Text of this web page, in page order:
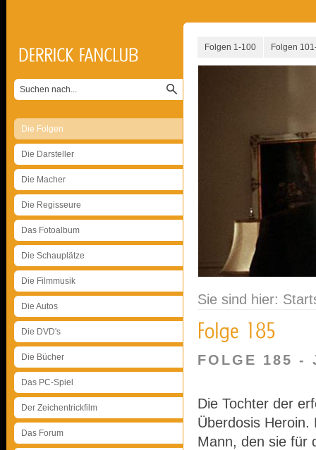
Die Folgen
Die Darsteller
Die Macher
Die Regisseure
Das Fotoalbum
Die Schauplätze
Die Filmmusik
Die Autos
Die DVD's
Die Bücher
Das PC-Spiel
Der Zeichentrickfilm
Das Forum
Folgen 1-100 Folgen
Sie sind hier:
FOLGE 185 -
Die Tochter der
Überdosis
Mann, den sie für